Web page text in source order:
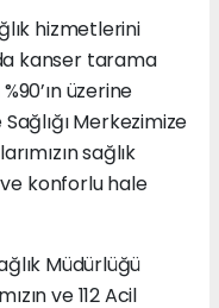
hizmetlerini
kanser tarama
üzerine
Merkezimize
sağlık
konforlu hale
Müdürlüğü
ve 112 Acil